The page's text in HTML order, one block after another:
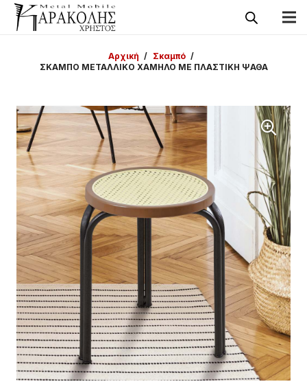
Αρχική / Σκαμπό /
ΣΚΑΜΠΟ ΜΕΤΑΛΛΙΚΟ ΧΑΜΗΛΟ ΜΕ ΠΛΑΣΤΙΚΗ ΨΑΘΑ